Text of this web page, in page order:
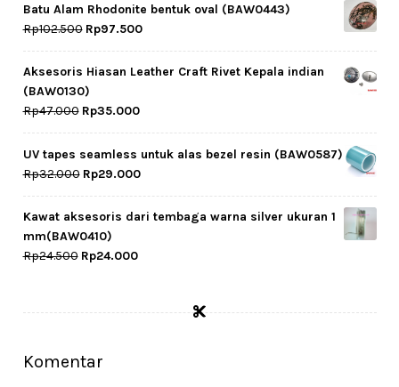
Batu Alam Rhodonite bentuk oval (BAW0443)
Rp102.500 Original
price
was:
Rp102.500.
Rp97.500Current
price
is:
Aksesoris Hiasan Leather Craft Rivet Kepala indian
(BAW0130)
Rp47.000 Original
price
was:
Rp47.000.
Rp35.000Current
price
is:
Rp35.000.
UV tapes seamless untuk alas bezel resin (BAW0587)
Rp32.000 Original
price
was:
Rp32.000.
Rp29.000Current
price
is:
Kawat aksesoris dari tembaga warna silver ukuran 1
mm(BAW0410)
Rp24.500 Original
Rp24.500.
Rp24.000Current
Rp24.000.
Komentar